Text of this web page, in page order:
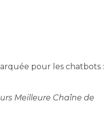
pour les chatbots :
Meilleure Chaîne de